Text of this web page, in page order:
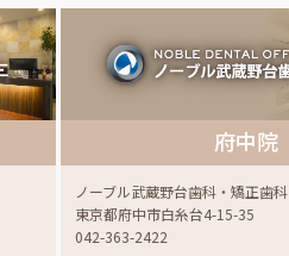
府中院
ノーブル武蔵野台歯科・矯正歯科
東京都府中市白糸台4-15-35
042-363-2422